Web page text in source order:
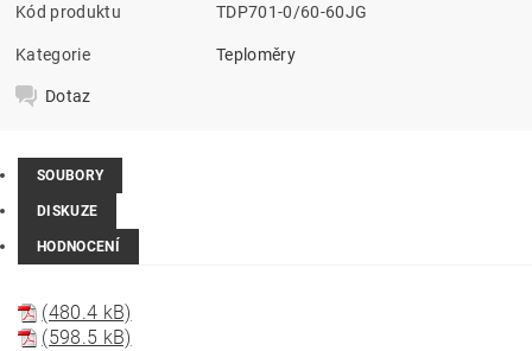
Kód produktu TDP701-0/60-60JG
Kategorie Teploměry
Dotaz
SOUBORY
DISKUZE
HODNOCENÍ
(480.4 kB)
(598.5 kB)